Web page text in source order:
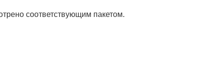
соответствующим пакетом.